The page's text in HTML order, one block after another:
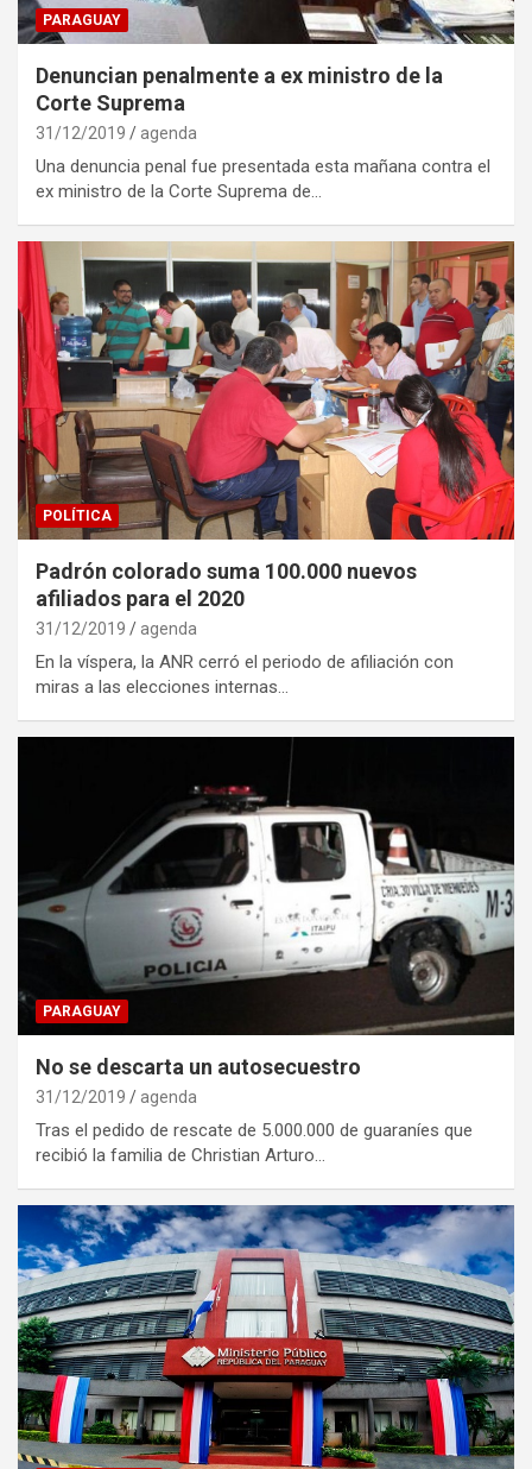
PARAGUAY
Denuncian penalmente a ex ministro de la
Corte Suprema
31/12/2019 agenda
Una denuncia penal fue presentada esta mañana contra el
ex ministro de la Corte Suprema de…
POLÍTICA
Padrón colorado suma 100.000 nuevos
afiliados para el 2020
31/12/2019 agenda
En la víspera, la ANR cerró el periodo de afiliación con
miras a las elecciones internas…
PARAGUAY
No se descarta un autosecuestro
31/12/2019 agenda
Tras el pedido de rescate de 5.000.000 de guaraníes que
recibió la familia de Christian Arturo…